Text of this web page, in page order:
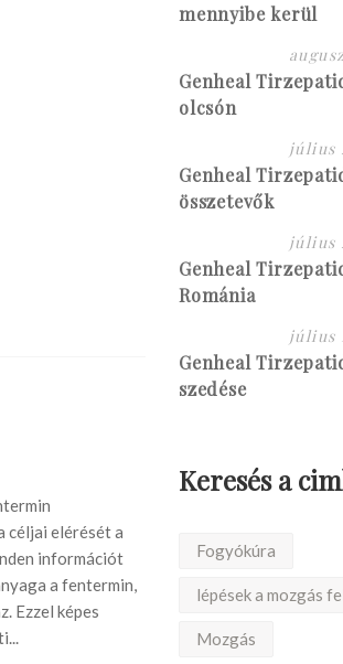
céljai elérését a
információt
a fentermin,
Ezzel képes
mennyibe kerül
Genheal
olcsón
július
Genheal
összetevők
július
Genheal
Románia
július
Genheal
szedése
Keresés a
Fogyókúra
lépések a mozgás
Mozgás